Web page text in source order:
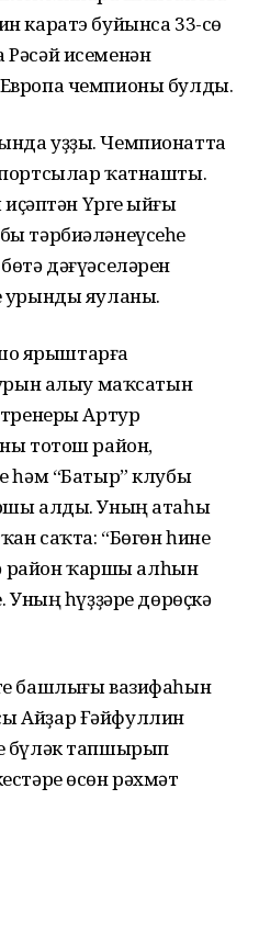
каратэ буйынса 33-сө
исеменән
чемпионы булды.
уҙҙы. Чемпионатта
ҡатнашты.
Үрге Ҡыйғы
тәрбиәләнеүсеһе
дәғүәселәрен
урынды яуланы.
ярыштарға
алыу маҡсатын
Артур
тотош район,
һәм “Батыр” клубы
алды. Уның атаһы
саҡта: “Бөгөн һине
район ҡаршы алһын
Уның һүҙҙәре дөрөҫкә
башлығы вазифаһын
Айҙар Ғәйфуллин
бүләк тапшырып
өсөн рәхмәт